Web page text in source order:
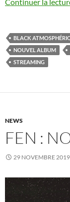
Continuer la
BLACK
NOUVEL ALBUM
STREAMING
NEWS
FEN :
29 NOVEMBRE 2019